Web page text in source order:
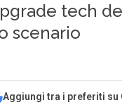
tech
scenario
Aggiungi tra i preferiti su